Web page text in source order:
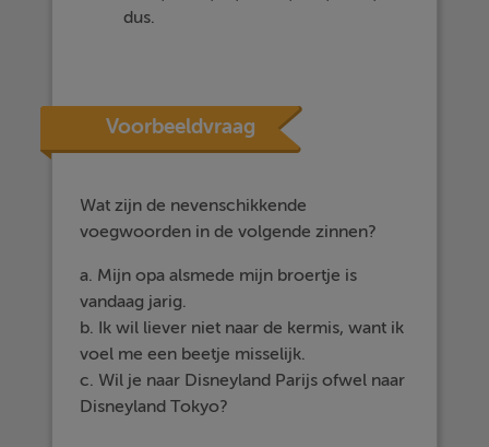
dus.
Voorbeeldvraag
Wat zijn de nevenschikkende
voegwoorden in de volgende zinnen?
a. Mijn opa alsmede mijn broertje is
vandaag jarig.
b. Ik wil liever niet naar de kermis, want ik
voel me een beetje misselijk.
c. Wil je naar Disneyland Parijs ofwel naar
Disneyland Tokyo?